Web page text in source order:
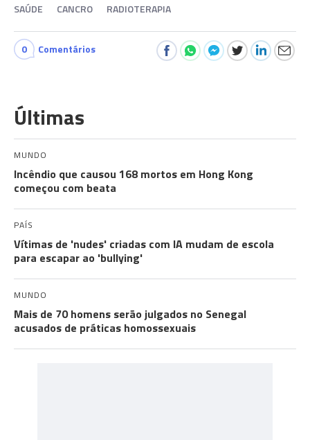
SAÚDE CANCRO RADIOTERAPIA
0 Comentários
Últimas
MUNDO
Incêndio que causou 168 mortos em Hong Kong
começou com beata
PAÍS
Vítimas de 'nudes' criadas com IA mudam de escola
para escapar ao 'bullying'
MUNDO
Mais de 70 homens serão julgados no Senegal
acusados de práticas homossexuais